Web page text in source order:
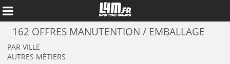
162 OFFRES MANUTENTION / EMBALLAGE
PAR VILLE
AUTRES MÉTIERS